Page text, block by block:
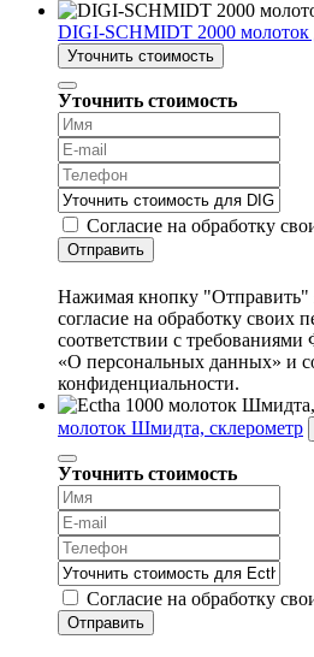
DIGI-SCHMIDT 2000 молоток
Уточнить стоимость
Уточнить стоимость
Согласие на обработку
Отправить
Нажимая кнопку "Отправить"
согласие на обработку своих
соответствии с
«О персональных данных» и
конфиденциальности.
молоток Шмидта, склерометр
Уточнить стоимость
Согласие на обработку
Отправить